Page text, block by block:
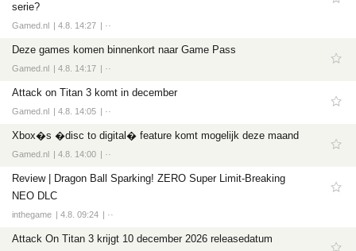
serie?
Gamed.nl 4.8. 14:27 ··
Deze games komen binnenkort naar Game Pass
Gamed.nl 4.8. 14:17 ··
Attack on Titan 3 komt in december
Gamed.nl 4.8. 14:05 ··
Xbox�s �disc to digital� feature komt mogelijk deze maand
Gamed.nl 4.8. 14:00 ··
Review | Dragon Ball Sparking! ZERO Super Limit-Breaking
NEO DLC
inthegame 4.8. 09:24 ··
Attack On Titan 3 krijgt 10 december 2026 releasedatum